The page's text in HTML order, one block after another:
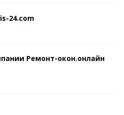
24.com
Ремонт-окон.онлайн